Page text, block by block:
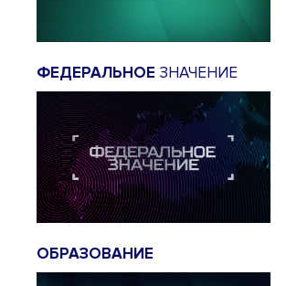
ФЕДЕРАЛЬНОЕ ЗНАЧЕНИЕ
ОБРАЗОВАНИЕ